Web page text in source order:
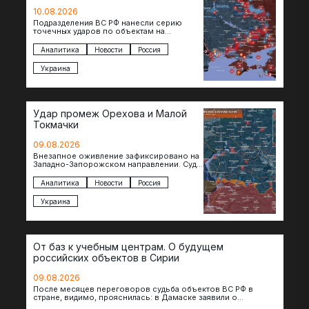
10.08.2026
Подразделения ВС РФ нанесли серию
точечных ударов по объектам на
Житомире, объект в Киеве, особо…
Аналитика Новости Россия
Украина
Удар промеж Орехова и Малой
Токмачки
09.08.2026
Внезапное оживление зафиксировано на
Западно-Запорожском направлении. Судя
подразделения предприняли рывок в
сторону западных окраин Малой
Токмачки…
Аналитика Новости Россия
Украина
От баз к учебным центрам. О будущем
российских объектов в Сирии
09.08.2026
После месяцев переговоров судьба объектов ВС РФ в
стране, видимо, прояснилась: в Дамаске заявили о